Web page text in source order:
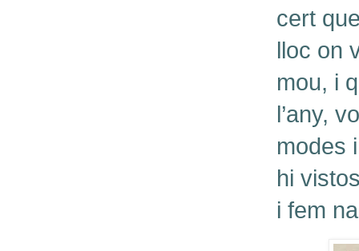
cert
lloc on
mou, i
l’any,
modes
hi
i fem